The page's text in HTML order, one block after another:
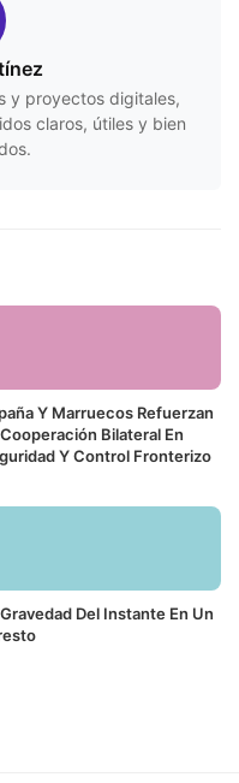
y proyectos digitales,
claros, útiles y bien
Y Marruecos Refuerzan
Cooperación Bilateral En
Y Control Fronterizo
Del Instante En Un